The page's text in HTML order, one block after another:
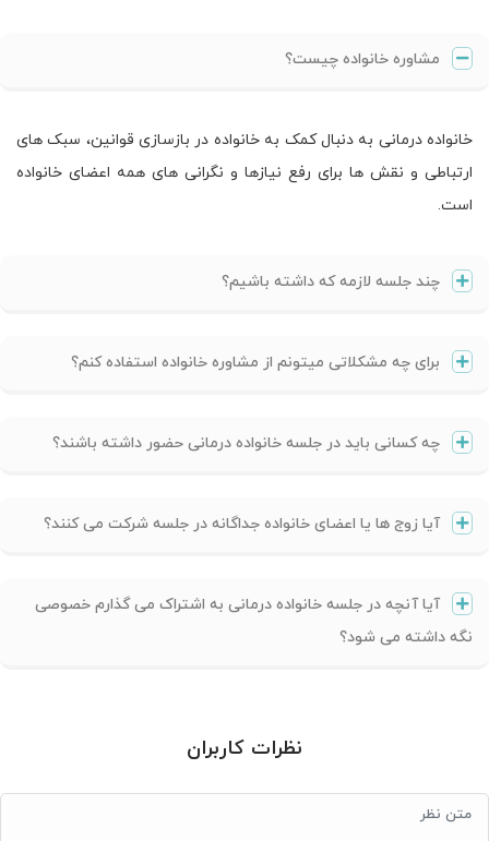
خانواده درمانی به دنبال کمک به خانواده در بازسازی قوانین، سبک های
ارتباطی و نقش ها برای رفع نیازها و نگرانی های همه اعضای خانواده
است.
آیا زوج ها یا اعضای خانواده جداگانه در جلسه شرکت می کنند؟
آیا آنچه در جلسه خانواده درمانی به اشتراک می گذارم خصوصی
نگه داشته می شود؟
نظرات کاربران